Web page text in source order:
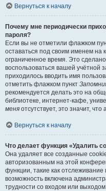
Вернуться к началу
Почему мне периодически
пароля?
Если вы не отметили флажком
оставаться под своим именем на
ограниченное время. Это
воспользоваться вашей учётной
приходилось вводить имя
отметить флажком пункт
рекомендуется делать это на
библиотеке, интернет-кафе,
меня отсутствует, это значит,
Вернуться к началу
Что делает функция «Удалить
Она удаляет все созданные
авторизованным на этой
функции, такие как
возможность включена
трудности со входом или